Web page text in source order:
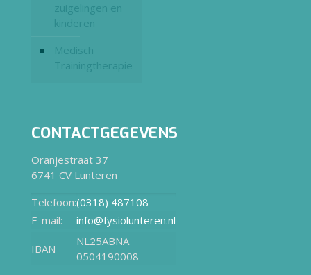
zuigelingen en
kinderen
Medisch
Trainingtherapie
CONTACTGEGEVENS
Oranjestraat 37
6741 CV Lunteren
Telefoon:(0318) 487108
E-mail:
info@fysiolunteren.nl
IBAN
NL25ABNA
0504190008